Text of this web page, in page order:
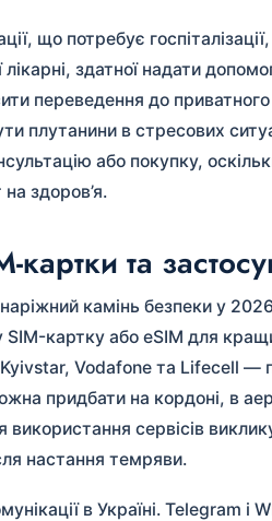
що потребує
здатної надати
переведення до
плутанини в стресових
або покупку,
здоров’я.
картки та
камінь безпеки у
картку або eSIM для
Vodafone та Lifecell —
придбати на кордоні, в
сервісів
настання темряви.
в Україні. Telegram і